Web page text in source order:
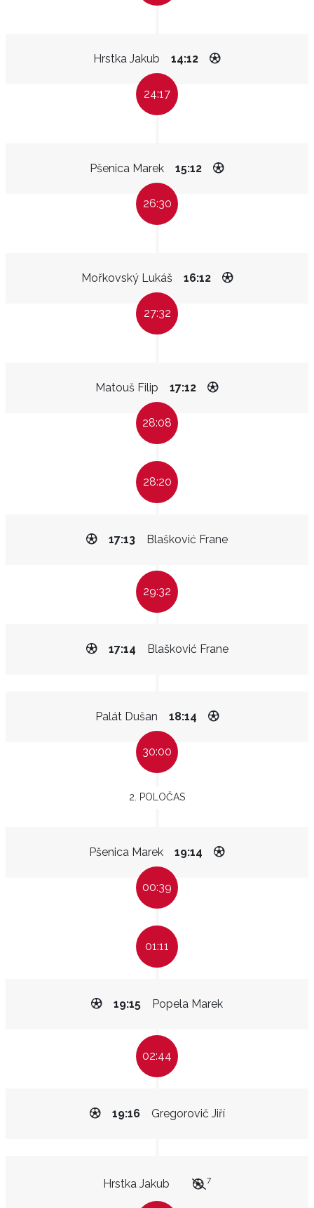
Hrstka Jakub 14:12
24:17
Pšenica Marek 15:12
26:30
Mořkovský Lukáš 16:12
27:32
Matouš Filip 17:12
28:08
28:20
Blašković Frane
17:13
29:32
Blašković Frane
17:14
Palát Dušan 18:14
30:00
2. POLOČAS
Pšenica Marek 19:14
00:39
01:11
Popela Marek
19:15
02:44
Gregorovič Jiří
19:16
Hrstka Jakub 7